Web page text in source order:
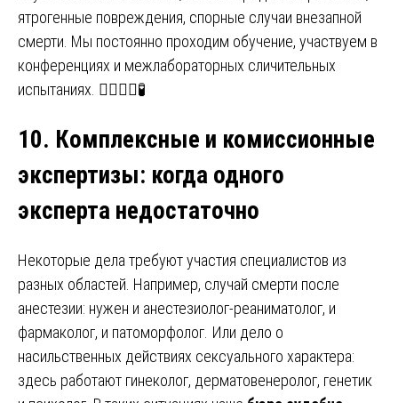
ятрогенные повреждения, спорные случаи внезапной
смерти. Мы постоянно проходим обучение, участвуем в
конференциях и межлабораторных сличительных
испытаниях. 👨‍⚕️👩‍⚕️🧪
10. Комплексные и комиссионные
экспертизы: когда одного
эксперта недостаточно
Некоторые дела требуют участия специалистов из
разных областей. Например, случай смерти после
анестезии: нужен и анестезиолог-реаниматолог, и
фармаколог, и патоморфолог. Или дело о
насильственных действиях сексуального характера:
здесь работают гинеколог, дерматовенеролог, генетик